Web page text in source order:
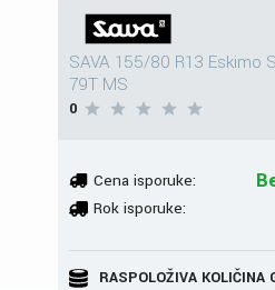
SAVA 155/80 R13 Eskimo
79T MS
0
Cena isporuke:
Rok isporuke:
RASPOLOŽIVA KOLIČINA